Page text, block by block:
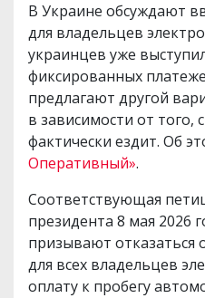
В Украине обсуждают
для владельцев
украинцев уже
фиксированных
предлагают другой
в зависимости от того,
фактически ездит. Об
Оперативный».
Соответствующая
президента 8 мая 2026
призывают отказаться
для всех владельцев
оплату к пробегу